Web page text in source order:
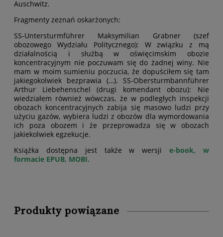
Auschwitz.
Fragmenty zeznań oskarżonych:
SS-Untersturmführer Maksymilian Grabner (szef
obozowego Wydziału Politycznego): W związku z mą
działalnością i służbą w oświęcimskim obozie
koncentracyjnym nie poczuwam się do żadnej winy. Nie
mam w moim sumieniu poczucia, że dopuściłem się tam
jakiegokolwiek bezprawia (…). SS-Obersturmbannführer
Arthur Liebehenschel (drugi komendant obozu): Nie
wiedziałem również wówczas, że w podległych inspekcji
obozach koncentracyjnych zabija się masowo ludzi przy
użyciu gazów, wybiera ludzi z obozów dla wymordowania
ich poza obozem i że przeprowadza się w obozach
jakiekolwiek egzekucje.
Książka dostępna jest także w wersjie-book, w
formacie EPUB, MOBI.
Produkty powiązane